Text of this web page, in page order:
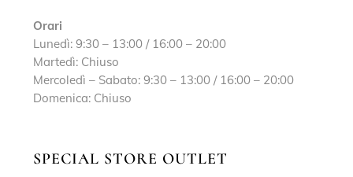
Orari
Lunedì: 9:30 – 13:00 / 16:00 – 20:00
Martedì: Chiuso
Mercoledì – Sabato: 9:30 – 13:00 / 16:00 – 20:00
Domenica: Chiuso
SPECIAL STORE OUTLET